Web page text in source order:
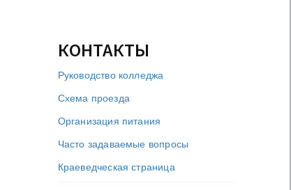
КОНТАКТЫ
Руководство колледжа
Схема проезда
Организация питания
Часто задаваемые вопросы
Краеведческая страница